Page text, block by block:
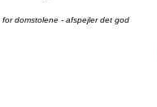
domstolene - afspejler det god